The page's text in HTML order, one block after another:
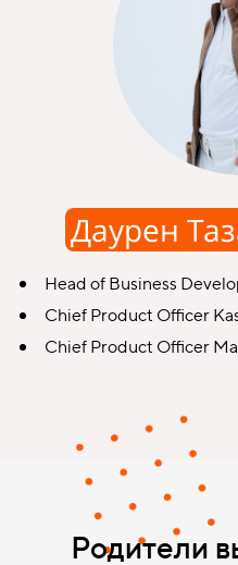
Даурен
Head of Business
Chief Product Officer
Chief Product Officer
Родители